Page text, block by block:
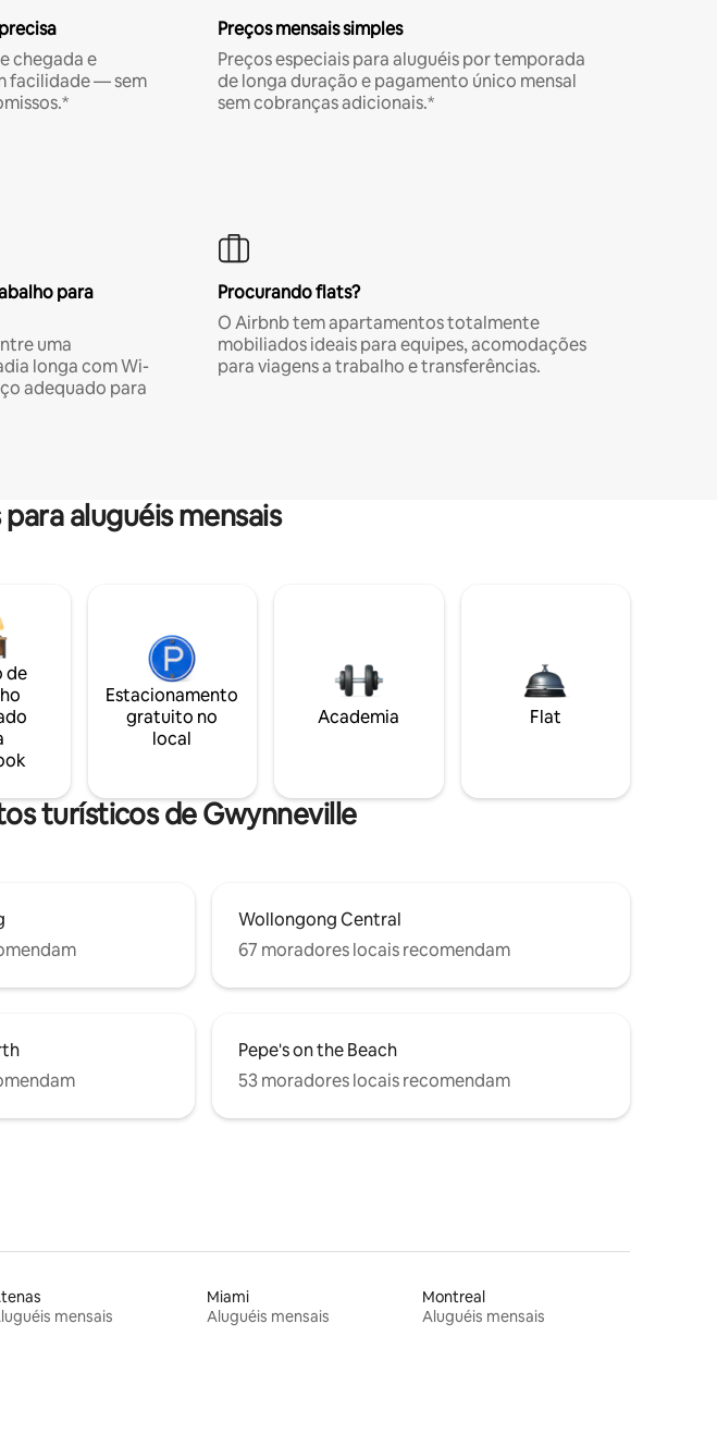
chegada e
facilidade — sem
Preços mensais simples
Preços especiais para aluguéis por temporada
de longa duração e pagamento único mensal
sem cobranças adicionais.*
para
uma
longa com Wi-
adequado para
Procurando flats?
O Airbnb tem apartamentos totalmente
mobiliados ideais para equipes, acomodações
para viagens a trabalho e transferências.
aluguéis mensais
de
Estacionamento
gratuito no
local
Academia Flat
turísticos de Gwynneville
Wollongong Central
67 moradores locais recomendam
Pepe's on the Beach
53 moradores locais recomendam
mensais
Miami
Aluguéis mensais
Montreal
Aluguéis mensais